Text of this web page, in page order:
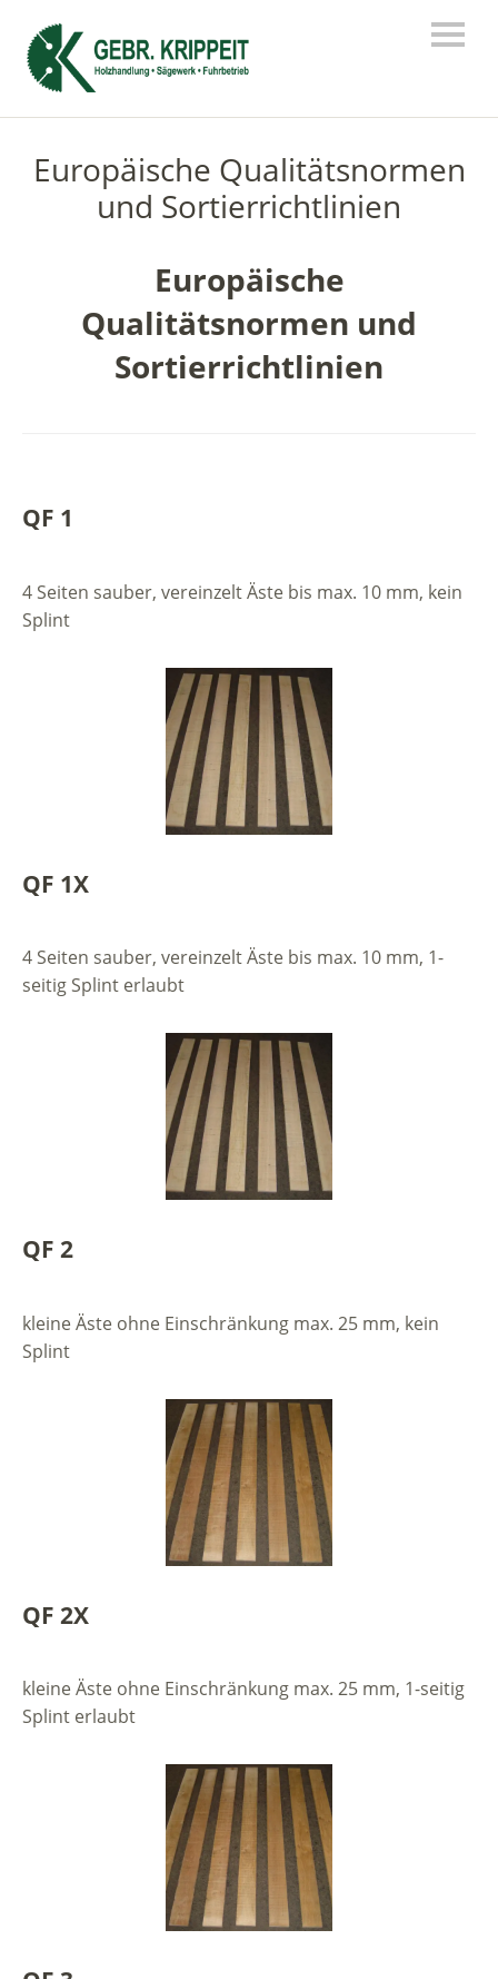
Europäische Qualitätsnormen
und Sortierrichtlinien
Europäische
Qualitätsnormen und
Sortierrichtlinien
QF 1
4 Seiten sauber, vereinzelt Äste bis max. 10 mm, kein
Splint
QF 1X
4 Seiten sauber, vereinzelt Äste bis max. 10 mm, 1-
seitig Splint erlaubt
QF 2
kleine Äste ohne Einschränkung max. 25 mm, kein
Splint
QF 2X
kleine Äste ohne Einschränkung max. 25 mm, 1-seitig
Splint erlaubt